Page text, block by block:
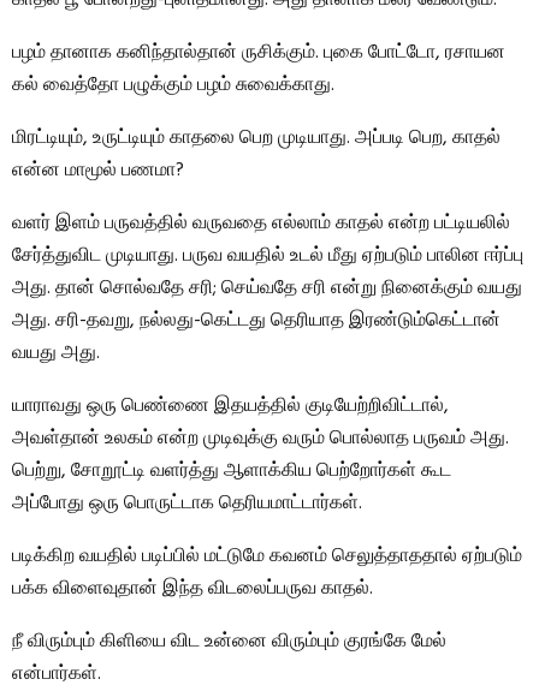
பழம் தானாக கனிந்தால்தான் ருசிக்கும். புகை போட்டோ, ரசாயன
கல் வைத்தோ பழுக்கும் பழம் சுவைக்காது.
மிரட்டியும், உருட்டியும் காதலை பெற முடியாது. அப்படி பெற, காதல்
என்ன மாமூல் பணமா?
வளர் இளம் பருவத்தில் வருவதை எல்லாம் காதல் என்ற பட்டியலில்
சேர்த்துவிட முடியாது. பருவ வயதில் உடல் மீது ஏற்படும் பாலின ஈர்ப்பு
அது. தான் சொல்வதே சரி; செய்வதே சரி என்று நினைக்கும் வயது
அது. சரி-தவறு, நல்லது-கெட்டது தெரியாத இரண்டும்கெட்டான்
வயது அது.
யாராவது ஒரு பெண்ணை இதயத்தில் குடியேற்றிவிட்டால்,
அவள்தான் உலகம் என்ற முடிவுக்கு வரும் பொல்லாத பருவம் அது.
பெற்று, சோறூட்டி வளர்த்து ஆளாக்கிய பெற்றோர்கள் கூட
அப்போது ஒரு பொருட்டாக தெரியமாட்டார்கள்.
படிக்கிற வயதில் படிப்பில் மட்டுமே கவனம் செலுத்தாததால் ஏற்படும்
பக்க விளைவுதான் இந்த விடலைப்பருவ காதல்.
நீ விரும்பும் கிளியை விட உன்னை விரும்பும் குரங்கே மேல்
என்பார்கள்.